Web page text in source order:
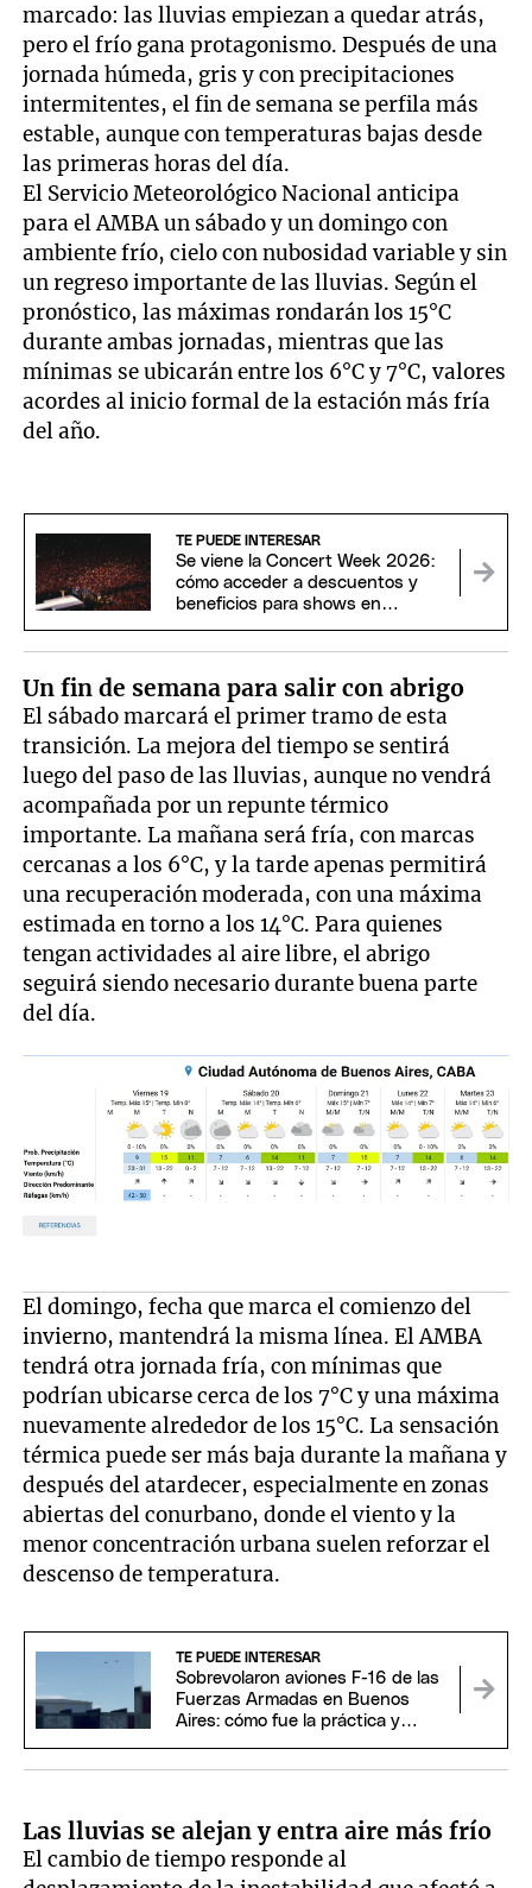
marcado: las lluvias empiezan a quedar atrás,
pero el frío gana protagonismo. Después de una
jornada húmeda, gris y con precipitaciones
intermitentes, el fin de semana se perfila más
estable, aunque con temperaturas bajas desde
las primeras horas del día.
El Servicio Meteorológico Nacional anticipa
para el AMBA un sábado y un domingo con
ambiente frío, cielo con nubosidad variable y sin
un regreso importante de las lluvias. Según el
pronóstico, las máximas rondarán los 15°C
durante ambas jornadas, mientras que las
mínimas se ubicarán entre los 6°C y 7°C, valores
acordes al inicio formal de la estación más fría
del año.
TE PUEDE INTERESAR
Se viene la Concert Week 2026:
cómo acceder a descuentos y
beneficios para shows en
Un fin de semana para salir con abrigo
El sábado marcará el primer tramo de esta
transición. La mejora del tiempo se sentirá
luego del paso de las lluvias, aunque no vendrá
acompañada por un repunte térmico
importante. La mañana será fría, con marcas
cercanas a los 6°C, y la tarde apenas permitirá
una recuperación moderada, con una máxima
estimada en torno a los 14°C. Para quienes
tengan actividades al aire libre, el abrigo
seguirá siendo necesario durante buena parte
del día.
El domingo, fecha que marca el comienzo del
invierno, mantendrá la misma línea. El AMBA
tendrá otra jornada fría, con mínimas que
podrían ubicarse cerca de los 7°C y una máxima
nuevamente alrededor de los 15°C. La sensación
térmica puede ser más baja durante la mañana y
después del atardecer, especialmente en zonas
abiertas del conurbano, donde el viento y la
menor concentración urbana suelen reforzar el
descenso de temperatura.
TE PUEDE INTERESAR
Sobrevolaron aviones F-16 de las
Fuerzas Armadas en Buenos
Aires: cómo fue la práctica y
Las lluvias se alejan y entra aire más frío
El cambio de tiempo responde al